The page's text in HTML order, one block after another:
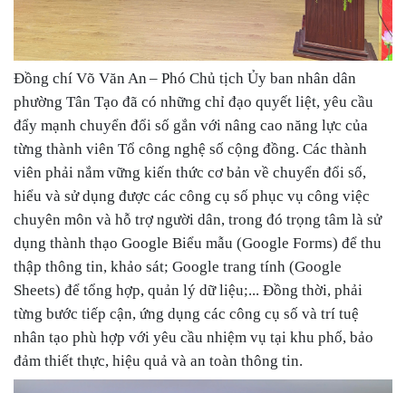
Đồng chí Võ Văn An – Phó Chủ tịch Ủy ban nhân dân
phường Tân Tạo đã có những chỉ đạo quyết liệt, yêu cầu
đẩy mạnh chuyển đổi số gắn với nâng cao năng lực của
từng thành viên Tổ công nghệ số cộng đồng. Các thành
viên phải nắm vững kiến thức cơ bản về chuyển đổi số,
hiểu và sử dụng được các công cụ số phục vụ công việc
chuyên môn và hỗ trợ người dân, trong đó trọng tâm là sử
dụng thành thạo Google Biểu mẫu (Google Forms) để thu
thập thông tin, khảo sát; Google trang tính (Google
Sheets) để tổng hợp, quản lý dữ liệu;... Đồng thời, phải
từng bước tiếp cận, ứng dụng các công cụ số và trí tuệ
nhân tạo phù hợp với yêu cầu nhiệm vụ tại khu phố, bảo
đảm thiết thực, hiệu quả và an toàn thông tin.